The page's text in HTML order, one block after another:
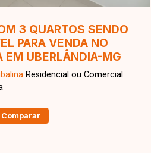
3 QUARTOS SENDO
PARA VENDA NO
EM UBERLÂNDIA-MG
Residencial ou Comercial
Comparar